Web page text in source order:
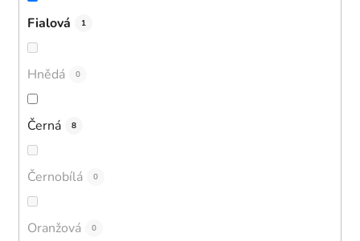
Fialová 1
Hnědá 0
Černá 8
Černobílá 0
Oranžová 0